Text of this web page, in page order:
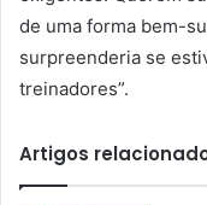
de uma forma bem-
surpreenderia se
treinadores”.
Artigos